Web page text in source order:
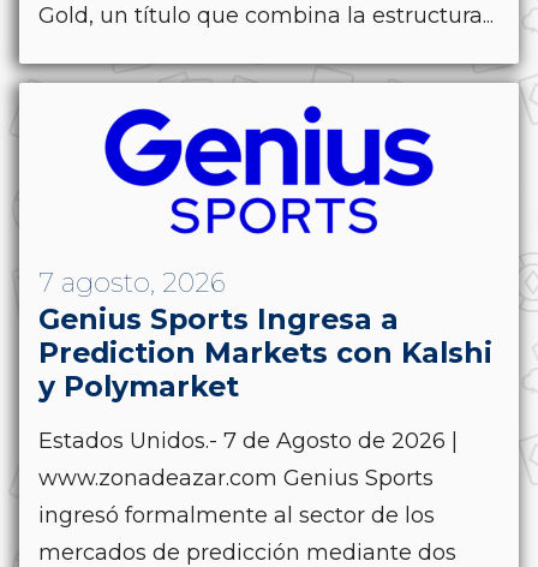
Gold, un título que combina la estructura...
7 agosto, 2026
Genius Sports Ingresa a
Prediction Markets con Kalshi
y Polymarket
Estados Unidos.- 7 de Agosto de 2026 |
www.zonadeazar.com Genius Sports
ingresó formalmente al sector de los
mercados de predicción mediante dos